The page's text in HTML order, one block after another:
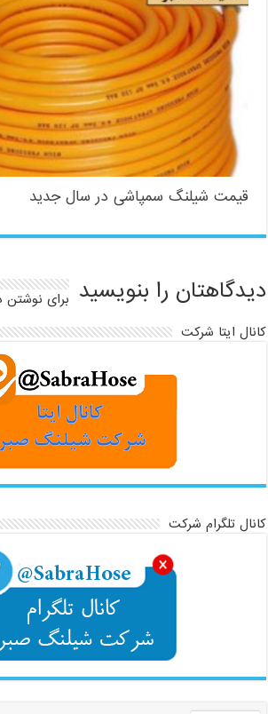
قیمت شیلنگ سمپاشی در سال جدید
دیدگاهتان را بنویسید برای نوشتن
کانال ایتا شرکت
کانال تلگرام شرکت